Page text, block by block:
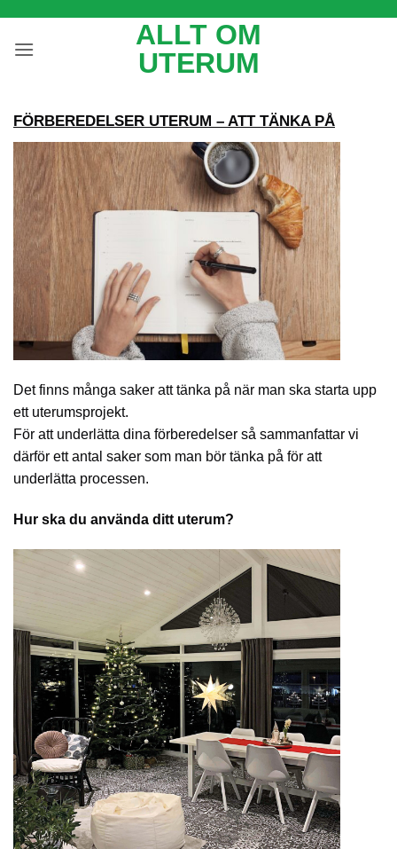
content
ALLT OM
UTERUM
FÖRBEREDELSER UTERUM – ATT TÄNKA PÅ
Det finns många saker att tänka på när man ska starta upp
ett uterumsprojekt.
För att underlätta dina förberedelser så sammanfattar vi
därför ett antal saker som man bör tänka på för att
underlätta processen.
Hur ska du använda ditt uterum?